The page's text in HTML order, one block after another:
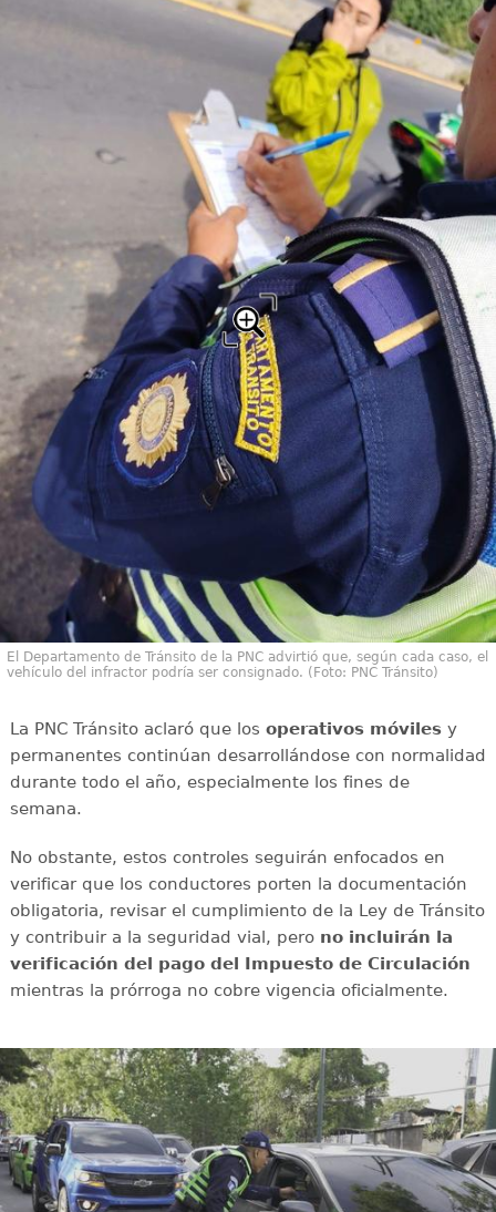
El Departamento de Tránsito de la PNC advirtió que, según cada caso, el
vehículo del infractor podría ser consignado. (Foto: PNC Tránsito)
La PNC Tránsito aclaró que los operativos móvilesy
permanentes continúan desarrollándose con normalidad
durante todo el año, especialmente los fines de
semana.
No obstante, estos controles seguirán enfocados en
verificar que los conductores porten la documentación
obligatoria, revisar el cumplimiento de la Ley de Tránsito
y contribuir a la seguridad vial, pero no incluirán la
verificación del pago del Impuesto de Circulación
mientras la prórroga no cobre vigencia oficialmente.